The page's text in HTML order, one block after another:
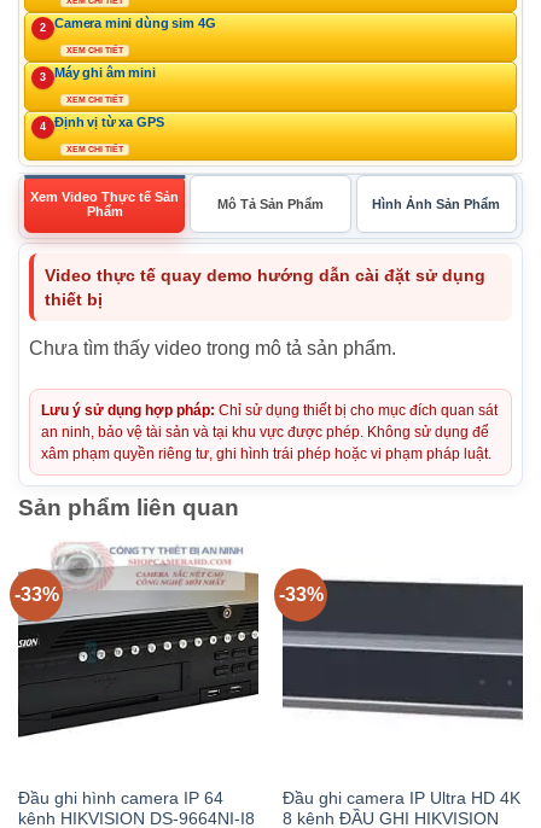
2 Camera mini dùng sim 4G
XEM CHI TIẾT
3 Máy ghi âm mini
XEM CHI TIẾT
4 Định vị từ xa GPS
XEM CHI TIẾT
Xem Video Thực tế Sản
Phẩm
Mô Tả Sản Phẩm Hình Ảnh Sản Phẩm
Video thực tế quay demo hướng dẫn cài đặt sử dụng
thiết bị
Chưa tìm thấy video trong mô tả sản phẩm.
Lưu ý sử dụng hợp pháp: Chỉ sử dụng thiết bị cho mục đích quan sát
an ninh, bảo vệ tài sản và tại khu vực được phép. Không sử dụng để
xâm phạm quyền riêng tư, ghi hình trái phép hoặc vi phạm pháp luật.
Sản phẩm liên quan
-33%
Đầu ghi hình camera IP 64
kênh HIKVISION DS-9664NI-I8
-33%
Đầu ghi camera IP Ultra HD 4K
8 kênh ĐẦU GHI HIKVISION